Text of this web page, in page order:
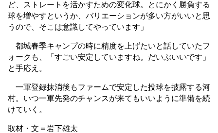
ど、ストレートを活かすための変化球。とにかく勝負する
球を増やすというか、バリエーションが多い方がいいと思
うので、そこは意識してやっています」
都城春季キャンプの時に精度を上げたいと話していたフ
ォークも、「すごい安定していますね。だいぶいいです」
と手応え。
一軍登録抹消後もファームで安定した投球を披露する河
村。いつ一軍先発のチャンスが来てもいいように準備を続
けていく。
取材・文＝岩下雄太